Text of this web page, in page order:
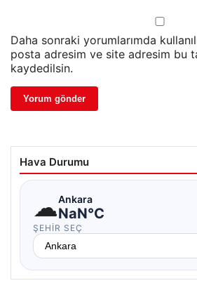
Daha sonraki yorumlarımda
posta adresim ve site adresim bu
kaydedilsin.
Hava Durumu
☁Ankara
NaN°C
ŞEHIR SEÇ